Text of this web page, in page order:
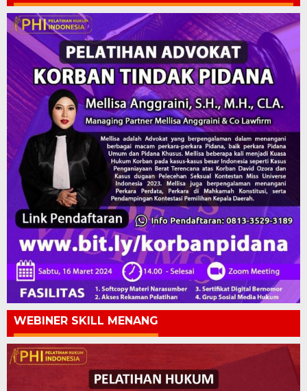
WEBINER SKILL MENANG